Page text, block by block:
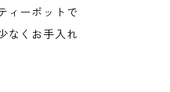
ィーポットで
なくお手入れ